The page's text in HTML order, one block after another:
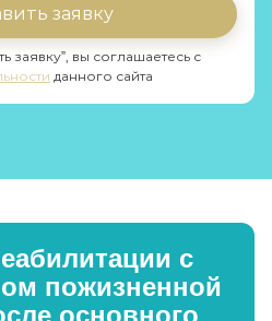
заявку
заявку”, вы соглашаетесь с
данного сайта
с
пожизненной
основного